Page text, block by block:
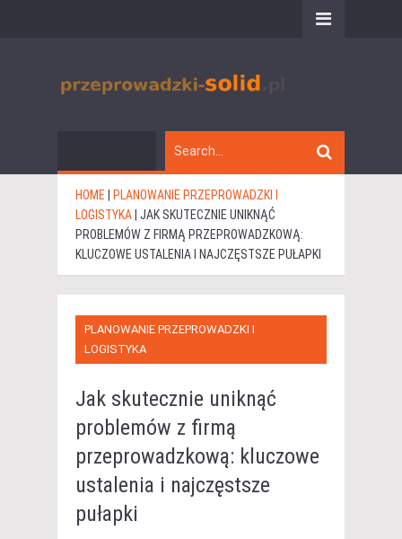
HOME
PLANOWANIE PRZEPROWADZKI I
LOGISTYKA JAK SKUTECZNIE UNIKNĄĆ
PROBLEMÓW Z FIRMĄ PRZEPROWADZKOWĄ:
KLUCZOWE USTALENIA I NAJCZĘSTSZE PUŁAPKI
PLANOWANIE PRZEPROWADZKI I
LOGISTYKA
Jak skutecznie uniknąć
problemów z firmą
przeprowadzkową: kluczowe
ustalenia i najczęstsze
pułapki